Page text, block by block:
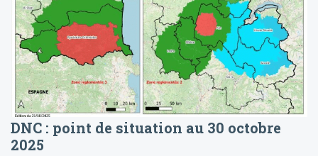
DNC : point de situation au 30 octobre
2025